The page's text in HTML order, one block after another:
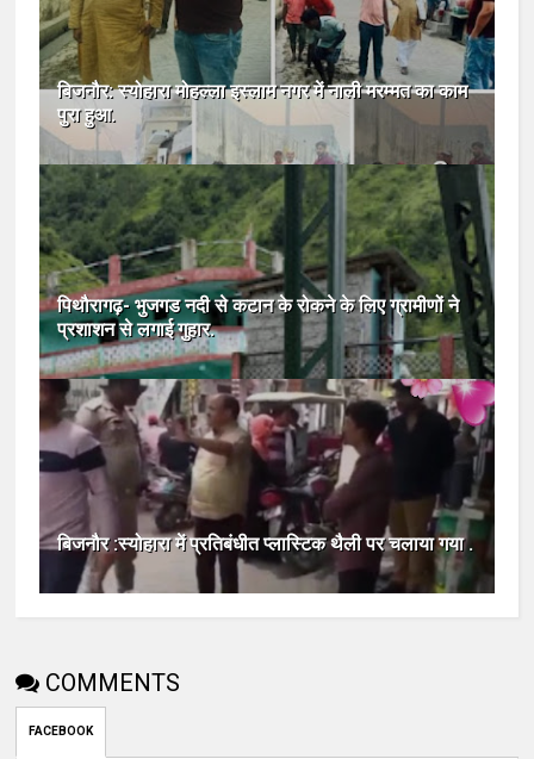
बिजनौर: स्योहारा मोहल्ला इस्लाम नगर में नाली मरम्मत का काम
पुरा हुआ.
पिथौरागढ़- भुजगड नदी से कटान के रोकने के लिए ग्रामीणों ने
प्रशाशन से लगाई गुहार.
बिजनौर :स्योहारा में प्रतिबंधीत प्लास्टिक थैली पर चलाया गया .
COMMENTS
FACEBOOK